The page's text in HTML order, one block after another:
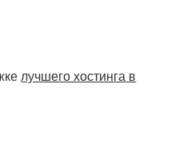
лучшего хостинга в